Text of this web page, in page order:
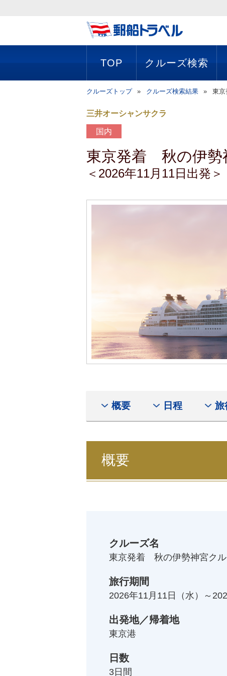
TOP クルーズ検索
クルーズトップ クルーズ検索結果 東
三井オーシャンサクラ
国内
東京発着 秋の伊
＜2026年11月11日出発＞
概要 日程 旅
概要
クルーズ名
東京発着 秋の伊勢神宮ク
旅行期間
2026年11月11日 （水）～
出発地／帰着地
東京港
日数
3 日間